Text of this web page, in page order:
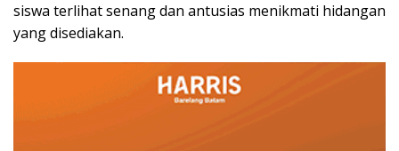
siswa terlihat senang dan antusias menikmati hidangan
yang disediakan.